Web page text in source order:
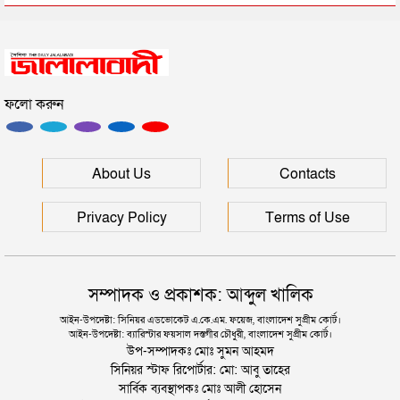
প্রধানমন্ত্রী
সিলেটে আরও দুইজনের মৃত্যু, হাসপাতালে ৩ শতাধিক
ফলো করুন
About Us Contacts
Privacy Policy Terms of Use
সম্পাদক ও প্রকাশক: আব্দুল খালিক
আইন-উপদেষ্টা: সিনিয়র এডভোকেট এ.কে.এম. ফয়েজ, বাংলাদেশ সুপ্রীম কোর্ট।
আইন-উপদেষ্টা: ব্যারিস্টার ফয়সাল দস্তগীর চৌধুরী, বাংলাদেশ সুপ্রীম কোর্ট।
উপ-সম্পাদকঃ মোঃ সুমন আহমদ
সিনিয়র স্টাফ রিপোর্টার: মো: আবু তাহের
সার্বিক ব্যবস্থাপকঃ মোঃ আলী হোসেন